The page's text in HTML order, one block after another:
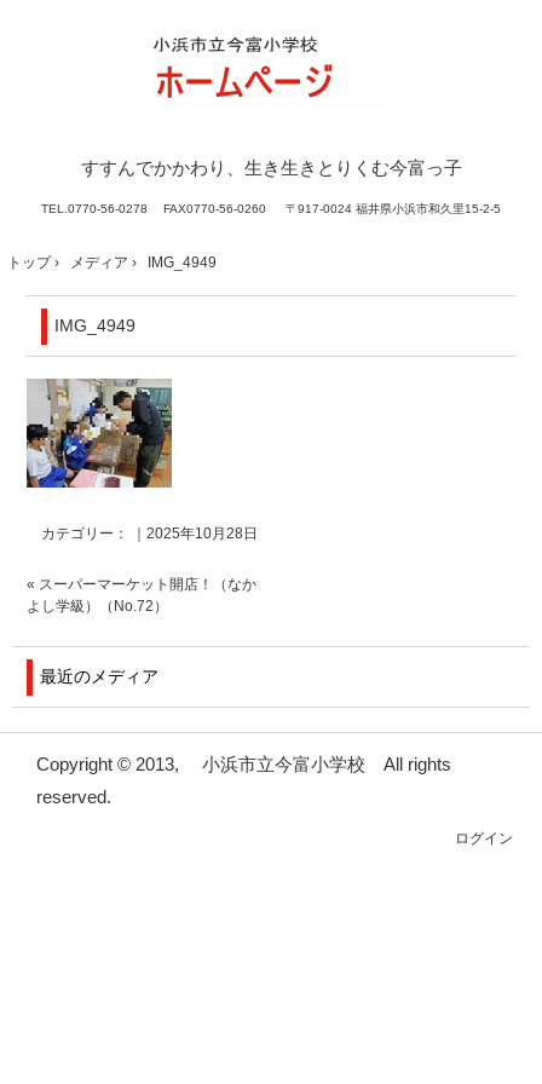
すすんでかかわり、生き生きとりくむ今富っ子
TEL. 0770-56-0278 FAX0770-56-0260 〒917-0024 福井県小浜市和久里15-2-5
トップ› メディア › IMG_4949
IMG_4949
カテゴリー： ｜2025年10月28日
« スーパーマーケット開店！（なか
よし学級）（No.72）
最近のメディア
Copyright © 2013, 小浜市立今富小学校 All rights
reserved.
ログイン